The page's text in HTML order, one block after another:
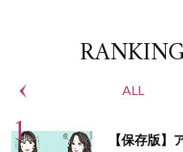
ALL
【保存版】